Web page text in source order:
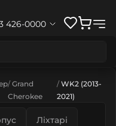
426-0000
Grand
Cherokee
WK2 (2013-
2021)
Ліхтарі